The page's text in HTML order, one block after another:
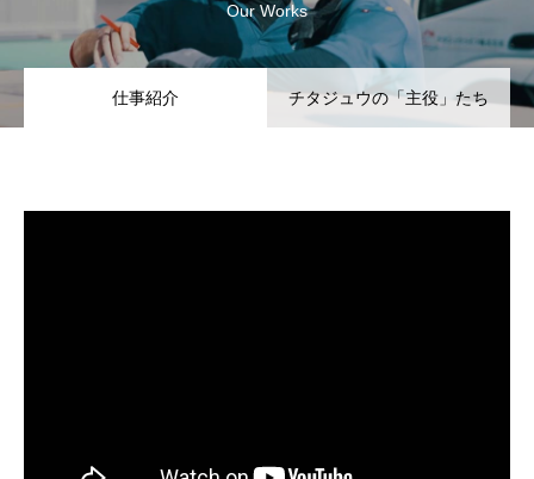
Our Works
仕事紹介 チタジュウの「主役」たち